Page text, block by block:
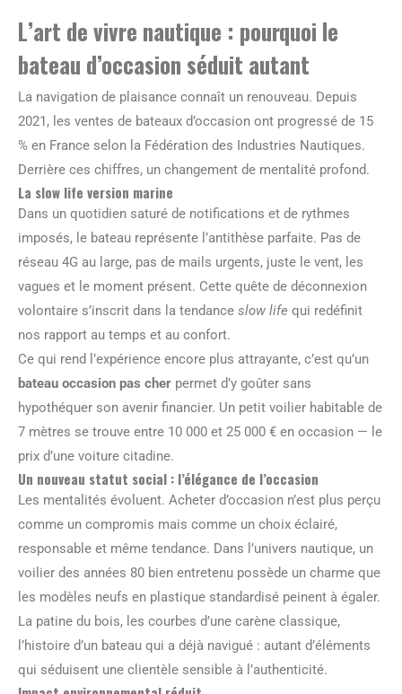
L’art de vivre nautique : pourquoi le
bateau d’occasion séduit autant
La navigation de plaisance connaît un renouveau. Depuis
2021, les ventes de bateaux d’occasion ont progressé de 15
% en France selon la Fédération des Industries Nautiques.
Derrière ces chiffres, un changement de mentalité profond.
La slow life version marine
Dans un quotidien saturé de notifications et de rythmes
imposés, le bateau représente l’antithèse parfaite. Pas de
réseau 4G au large, pas de mails urgents, juste le vent, les
vagues et le moment présent. Cette quête de déconnexion
volontaire s’inscrit dans la tendance slow life qui redéfinit
nos rapport au temps et au confort.
Ce qui rend l’expérience encore plus attrayante, c’est qu’un
bateau occasion pas cher permet d’y goûter sans
hypothéquer son avenir financier. Un petit voilier habitable de
7 mètres se trouve entre 10 000 et 25 000 € en occasion — le
prix d’une voiture citadine.
Un nouveau statut social : l’élégance de l’occasion
Les mentalités évoluent. Acheter d’occasion n’est plus perçu
comme un compromis mais comme un choix éclairé,
responsable et même tendance. Dans l’univers nautique, un
voilier des années 80 bien entretenu possède un charme que
les modèles neufs en plastique standardisé peinent à égaler.
La patine du bois, les courbes d’une carène classique,
l’histoire d’un bateau qui a déjà navigué : autant d’éléments
qui séduisent une clientèle sensible à l’authenticité.